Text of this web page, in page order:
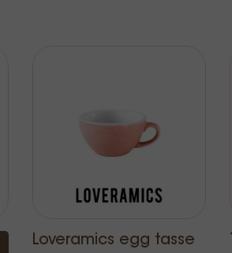
Loveramics egg tasse